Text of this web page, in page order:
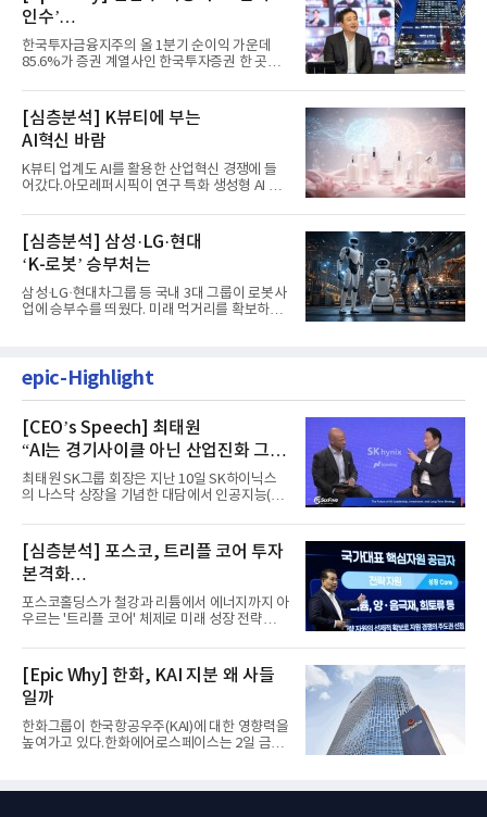
인수’
발걸음이 신중해진 배경은?
한국투자금융지주의 올 1분기 순이익 가운데
85.6%가 증권 계열사인 한국투자증권 한 곳에
[심층분석] K뷰티에 부는
AI혁신 바람
K뷰티 업계도 AI를 활용한 산업혁신 경쟁에 들
어갔다.아모레퍼시픽이 연구 특화 생성형 AI 플
[심층분석] 삼성·LG·현대
‘K-로봇’ 승부처는
삼성·LG·현대차그룹 등 국내 3대 그룹이 로봇사
업에 승부수를 띄웠다. 미래 먹거리를 확보하기
epic-Highlight
[CEO’s Speech] 최태원
“AI는 경기사이클 아닌 산업진화 그
자체”
최태원 SK그룹 회장은 지난 10일 SK하이닉스
의 나스닥 상장을 기념한 대담에서 인공지능(AI)
[심층분석] 포스코, 트리플 코어 투자
본격화
16조7천억원 투자 재원 마련 전략은?
포스코홀딩스가 철강과 리튬에서 에너지까지 아
우르는 '트리플 코어' 체제로 미래 성장 전략을
[Epic Why] 한화, KAI 지분 왜 사들
일까
한화그룹이 한국항공우주(KAI)에 대한 영향력을
높여가고 있다.한화에어로스페이스는 2일 금융